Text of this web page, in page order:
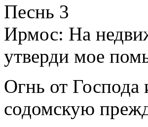
Песнь 3
Ирмос: На
утверди мое
Огнь от
содомскую